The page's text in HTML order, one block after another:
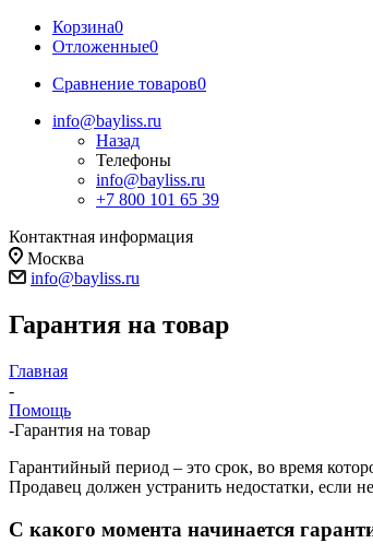
Корзина0
Отложенные0
Сравнение товаров0
info@bayliss.ru
Назад
Телефоны
info@bayliss.ru
+7 800 101 65 39
Контактная информация
Москва
info@bayliss.ru
Гарантия на товар
Главная
-
Помощь
-Гарантия на товар
Гарантийный период – это срок, во время
Продавец должен устранить недостатки, если
С какого момента начинается